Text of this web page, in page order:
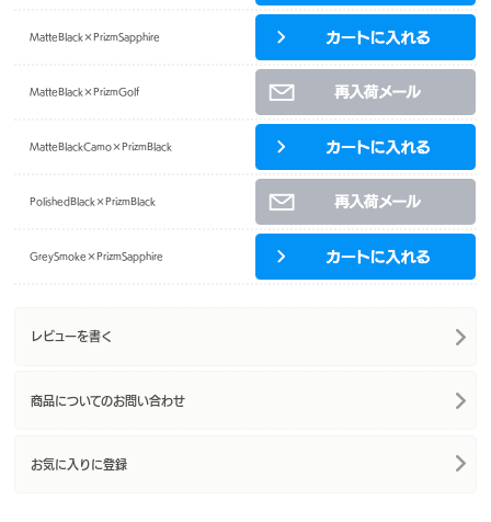
MatteBlack×PrizmSapphire
MatteBlack×PrizmGolf
MatteBlackCamo×PrizmBlack
PolishedBlack×PrizmBlack
GreySmoke×PrizmSapphire
レビューを書く
商品についてのお問い合わせ
お気に入りに登録